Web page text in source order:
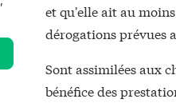
et qu'elle ait au
dérogations prévues
Sont assimilées aux
bénéfice des